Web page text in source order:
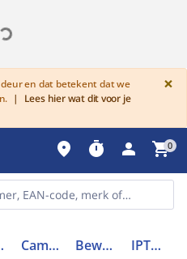
en dat betekent dat we
|
Lees hier wat dit voor je
×
place timer person shopping_cart0
Camerasystemen Bewakingscamera IPTCAMA04FCB